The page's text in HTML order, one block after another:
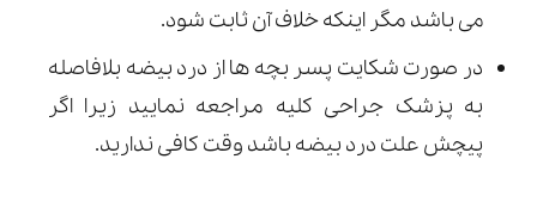
می باشد مگر اینکه خلاف آن ثابت شود.
در صورت شکایت پسر بچه ها از درد بیضه بلافاصله
به پزشک جراحی کلیه مراجعه نمایید زیرا اگر
پیچش علت درد بیضه باشد وقت کافی ندارید.